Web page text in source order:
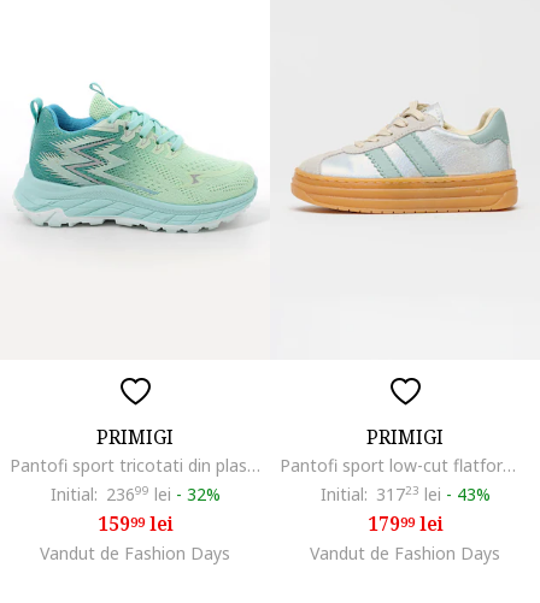
PRIMIGI
Pantofi sport tricotati din plasa, Verde pal/Verde persan
Initial: 23699 lei - 32%
15999lei
Vandut de Fashion Days
PRIMIGI
Pantofi sport low-cut flatform, Verde/Argintiu
Initial: 31723 lei - 43%
17999lei
Vandut de Fashion Days